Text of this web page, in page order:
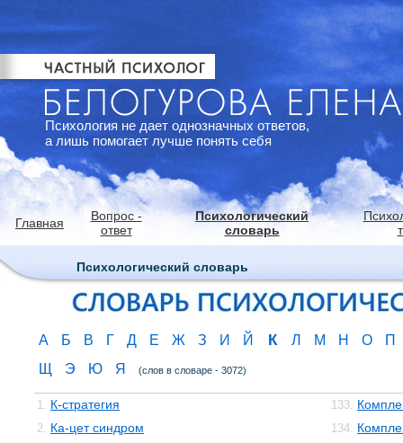
Психология не дает однозначных ответов,
а лишь помогает лучше понять себя
Главная
Вопрос -
ответ
Психологический
словарь
Психологический словарь
А Б В Г Д Е Ж З И Й К Л М Н О
П
Щ
Э Ю Я (слов в словаре - 3072)
1. К-стратегия
2. Ка-цет синдром
133.
134.